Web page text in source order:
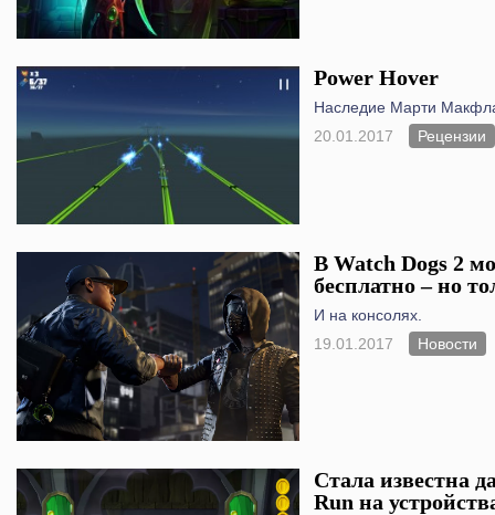
Power Hover
Наследие Марти
20.01.2017
Рецензии
В Watch Dogs 2
бесплатно – но
И на консолях.
19.01.2017
Новости
Стала известна
Run на